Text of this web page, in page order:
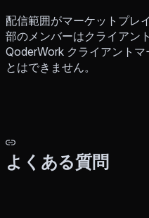
配信範囲がマーケットプレ
部のメンバーはクライアン
QoderWork クライアント
とはできません。
よくある質問